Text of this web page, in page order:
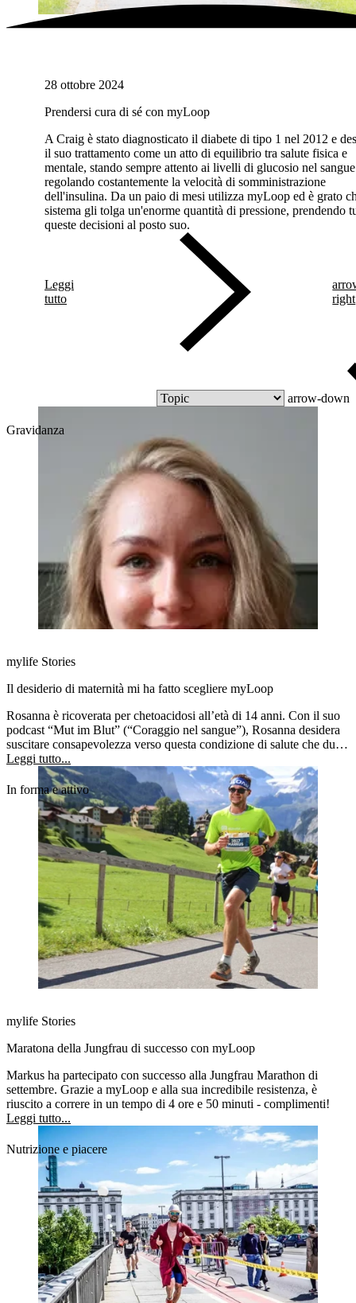
28 ottobre 2024
Prendersi cura di sé con myLoop
A Craig è stato diagnosticato il diabete di tipo 1 nel 2012 e
il suo trattamento come un atto di equilibrio tra salute fisica e
mentale, stando sempre attento ai livelli di glucosio nel
regolando costantemente la velocità di somministrazione
dell'insulina. Da un paio di mesi utilizza myLoop ed è grato
sistema gli tolga un'enorme quantità di pressione, prendendo
queste decisioni al posto suo.
Leggi
tutto
right
arrow-down
Gravidanza
mylife Stories
Il desiderio di maternità mi ha fatto scegliere myLoop
Rosanna è ricoverata per chetoacidosi all’età di 14 anni. Con il suo
podcast “Mut im Blut” (“Coraggio nel sangue”), Rosanna desidera
suscitare consapevolezza verso questa condizione di salute che dura
tutta la vita, nonché infondere coraggio a chi ne soffre come loro.
Leggi tutto...
In forma e attivo
mylife Stories
Maratona della Jungfrau di successo con myLoop
Markus ha partecipato con successo alla Jungfrau Marathon di
settembre. Grazie a myLoop e alla sua incredibile resistenza, è
riuscito a correre in un tempo di 4 ore e 50 minuti - complimenti!
Leggi tutto...
Nutrizione e piacere